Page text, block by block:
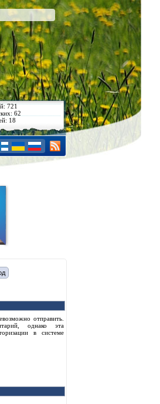
721
62
18
отправить.
однако эта
в системе